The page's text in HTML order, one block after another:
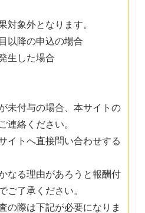
対象外となります。
以降の申込の場合
生した場合
未付与の場合、本サイトの
連絡ください。
イトへ直接問い合わせする
なる理由があろうと報酬付
ご了承ください。
の際は下記が必要になりま